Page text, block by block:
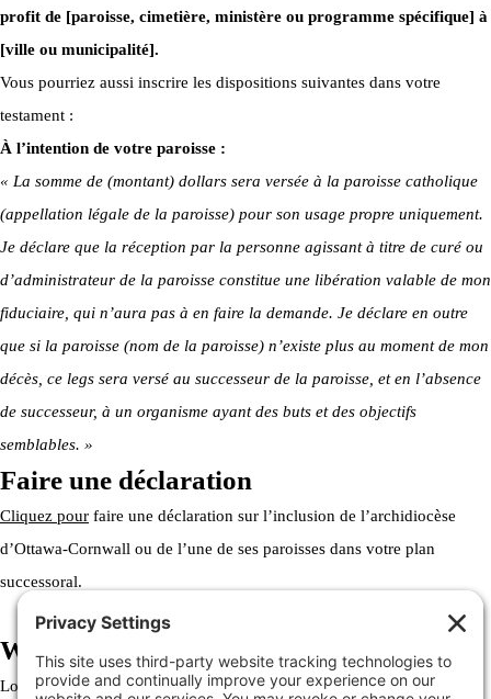
profit de [paroisse, cimetière, ministère ou programme spécifique] à
[ville ou municipalité].
Vous pourriez aussi inscrire les dispositions suivantes dans votre
testament :
À l’intention de votre paroisse :
« La somme de (montant) dollars sera versée à la paroisse catholique
(appellation légale de la paroisse) pour son usage propre uniquement.
Je déclare que la réception par la personne agissant à titre de curé ou
d’administrateur de la paroisse constitue une libération valable de mon
fiduciaire, qui n’aura pas à en faire la demande. Je déclare en outre
que si la paroisse (nom de la paroisse) n’existe plus au moment de mon
décès, ce legs sera versé au successeur de la paroisse, et en l’absence
de successeur, à un organisme ayant des buts et des objectifs
semblables. »
Faire une déclaration
Cliquez pour faire une déclaration sur l’inclusion de l’archidiocèse
d’Ottawa-Cornwall ou de l’une de ses paroisses dans votre plan
successoral.
Welcome to the Archdiocese
Lorem ipsum dolor sit amet, consectetur adipiscing elit. Ut elit tellus,